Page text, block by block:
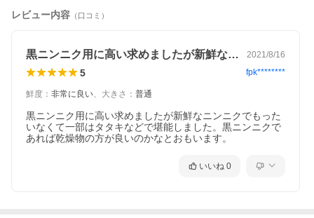
レビュー内容 （口コミ）
黒ニンニク用に高い求めましたが新鮮なニ… 2021/8/16
5 fpk********
鮮度 ： 非常に良い、 大きさ ： 普通
黒ニンニク用に高い求めましたが新鮮なニンニクでもった
いなくて一部はタタキなどで堪能しました。黒ニンニクで
あれば乾燥物の方が良いのかなとおもいます。
いいね 0